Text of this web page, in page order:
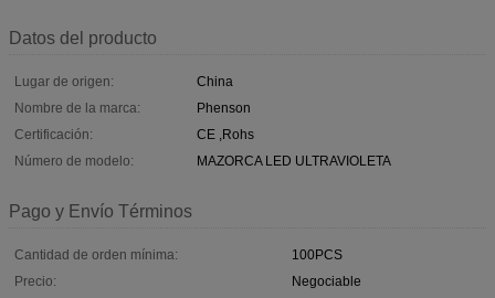
Datos del producto
Lugar de origen:
China
Nombre de la marca:
Phenson
Certificación:
CE ,Rohs
Número de modelo:
MAZORCA LED ULTRAVIOLETA
Pago y Envío Términos
Cantidad de orden mínima:
100PCS
Precio:
Negociable